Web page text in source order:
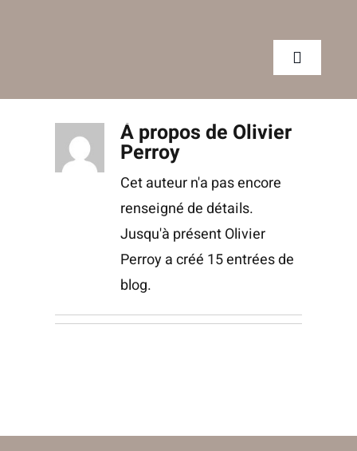
Toggle
CLINIQUE
SERVICES
CONSEILS
À propos de Olivier
Perroy
Cet auteur n'a pas encore
renseigné de détails.
Jusqu'à présent Olivier
Perroy a créé 15 entrées de
blog.